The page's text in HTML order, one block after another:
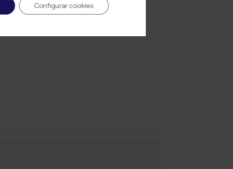
Configurar cookies